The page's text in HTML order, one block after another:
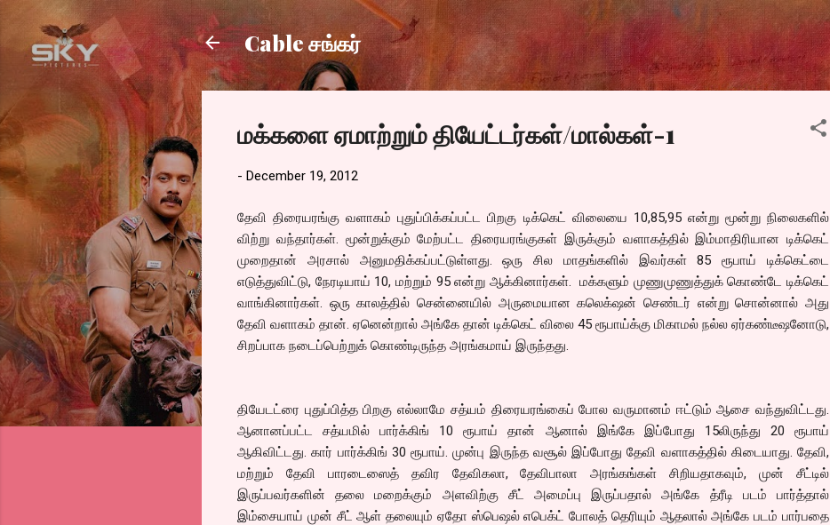
Skip to main content
Cable சங்கர்
மக்களை ஏமாற்றும் தியேட்டர்கள்/மால்கள்-1
- December 19, 2012
தேவி திரையரங்கு வளாகம் புதுப்பிக்கப்பட்ட பிறகு டிக்கெட் விலையை 10,85,95 என்று மூன்று நிலைகளில்
விற்று வந்தார்கள். மூன்றுக்கும் மேற்பட்ட திரையரங்குகள் இருக்கும் வளாகத்தில் இம்மாதிரியான டிக்கெட்
முறைதான் அரசால் அனுமதிக்கப்பட்டுள்ளது. ஒரு சில மாதங்களில் இவர்கள் 85 ரூபாய் டிக்கெட்டை
எடுத்துவிட்டு, நேரடியாய் 10, மற்றும் 95 என்று ஆக்கினார்கள். மக்களும் முணுமுணுத்துக் கொண்டே டிக்கெட்
வாங்கினார்கள். ஒரு காலத்தில் சென்னையில் அருமையான கலெக்‌ஷன் செண்டர் என்று சொன்னால் அது
தேவி வளாகம் தான். ஏனென்றால் அங்கே தான் டிக்கெட் விலை 45 ரூபாய்க்கு மிகாமல் நல்ல ஏர்கண்டீஷனோடு,
சிறப்பாக நடைப்பெற்றுக் கொண்டிருந்த அரங்கமாய் இருந்தது.
தியேடட்ரை புதுப்பித்த பிறகு எல்லாமே சத்யம் திரையரங்கைப் போல வருமானம் ஈட்டும் ஆசை வந்துவிட்டது.
ஆனானப்பட்ட சத்யமில் பார்க்கிங் 10 ரூபாய் தான் ஆனால் இங்கே இப்போது 15லிருந்து 20 ரூபாய்
ஆகிவிட்டது. கார் பார்க்கிங் 30 ரூபாய். முன்பு இருந்த வசூல் இப்போது தேவி வளாகத்தில் கிடையாது. தேவி,
மற்றும் தேவி பாரடைஸைத் தவிர தேவிகலா, தேவிபாலா அரங்கங்கள் சிறியதாகவும், முன் சீட்டில்
இருப்பவர்களின் தலை மறைக்கும் அளவிற்கு சீட் அமைப்பு இருப்பதால் அங்கே த்ரீடி படம் பார்த்தால்
இம்சையாய் முன் சீட் ஆள் தலையும் ஏதோ ஸ்பெஷல் எபெக்ட் போலத் தெரியும் ஆதலால் அங்கே படம் பார்பதை